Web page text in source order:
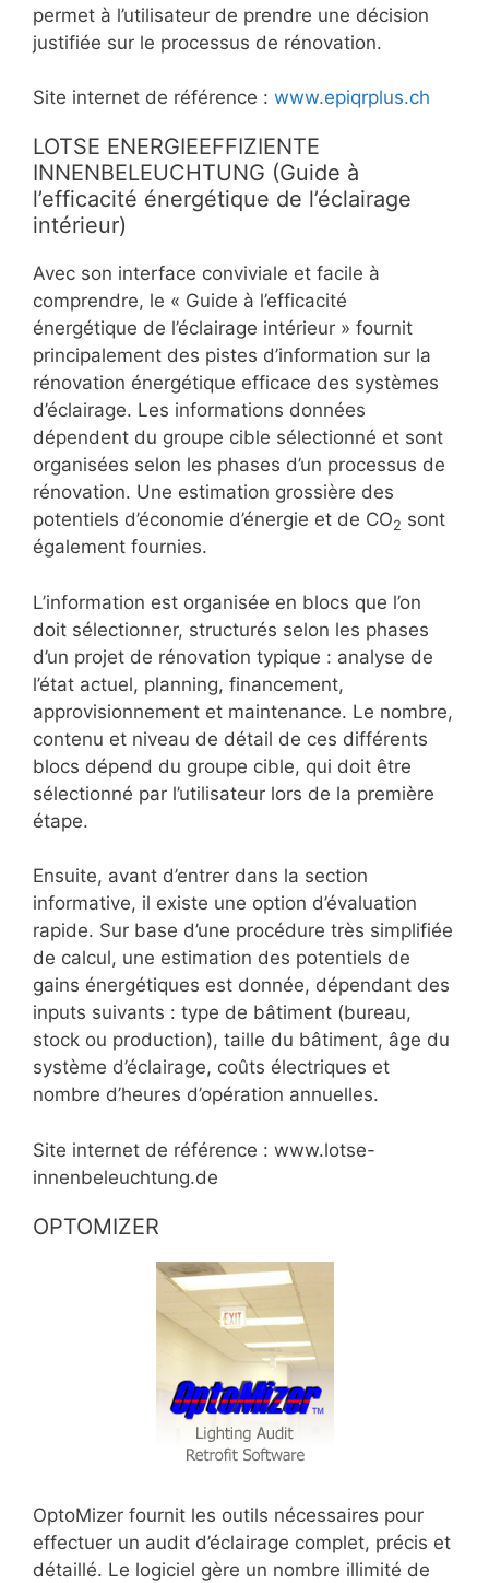
permet à l’utilisateur de prendre une décision
justifiée sur le processus de rénovation.
Site internet de référence : www.epiqrplus.ch
LOTSE ENERGIEEFFIZIENTE
INNENBELEUCHTUNG (Guide à
l’efficacité énergétique de l’éclairage
intérieur)
Avec son interface conviviale et facile à
comprendre, le « Guide à l’efficacité
énergétique de l’éclairage intérieur » fournit
principalement des pistes d’information sur la
rénovation énergétique efficace des systèmes
d’éclairage. Les informations données
dépendent du groupe cible sélectionné et sont
organisées selon les phases d’un processus de
rénovation. Une estimation grossière des
potentiels d’économie d’énergie et de CO2 sont
également fournies.
L’information est organisée en blocs que l’on
doit sélectionner, structurés selon les phases
d’un projet de rénovation typique : analyse de
l’état actuel, planning, financement,
approvisionnement et maintenance. Le nombre,
contenu et niveau de détail de ces différents
blocs dépend du groupe cible, qui doit être
sélectionné par l’utilisateur lors de la première
étape.
Ensuite, avant d’entrer dans la section
informative, il existe une option d’évaluation
rapide. Sur base d’une procédure très simplifiée
de calcul, une estimation des potentiels de
gains énergétiques est donnée, dépendant des
inputs suivants : type de bâtiment (bureau,
stock ou production), taille du bâtiment, âge du
système d’éclairage, coûts électriques et
nombre d’heures d’opération annuelles.
Site internet de référence : www.lotse-
innenbeleuchtung.de
OPTOMIZER
OptoMizer fournit les outils nécessaires pour
effectuer un audit d’éclairage complet, précis et
détaillé. Le logiciel gère un nombre illimité de